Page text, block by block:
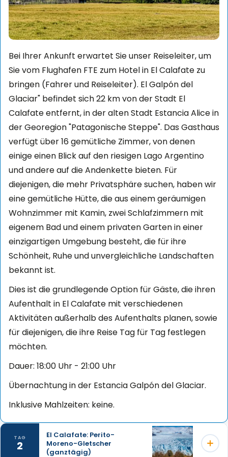
Bei Ihrer Ankunft erwartet Sie unser Reiseleiter, um
Sie vom Flughafen FTE zum Hotel in El Calafate zu
bringen (Fahrer und Reiseleiter). El Galpón del
Glaciar" befindet sich 22 km von der Stadt El
Calafate entfernt, in der alten Stadt Estancia Alice in
der Georegion "Patagonische Steppe". Das Gasthaus
verfügt über 16 gemütliche Zimmer, von denen
einige einen Blick auf den riesigen Lago Argentino
und andere auf die Andenkette bieten. Für
diejenigen, die mehr Privatsphäre suchen, haben wir
eine gemütliche Hütte, die aus einem geräumigen
Wohnzimmer mit Kamin, zwei Schlafzimmern mit
eigenem Bad und einem privaten Garten in einer
einzigartigen Umgebung besteht, die für ihre
Schönheit, Ruhe und unvergleichliche Landschaften
bekannt ist.
Dies ist die grundlegende Option für Gäste, die ihren
Aufenthalt in El Calafate mit verschiedenen
Aktivitäten außerhalb des Aufenthalts planen, sowie
für diejenigen, die ihre Reise Tag für Tag festlegen
möchten.
Dauer: 18:00 Uhr - 21:00 Uhr
Übernachtung in der Estancia Galpón del Glaciar.
Inklusive Mahlzeiten: keine.
TAG
2
El Calafate: Perito-
Moreno-Gletscher
(ganztägig)